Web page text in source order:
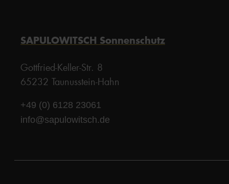
SAPULOWITSCH Sonnenschutz
Gottfried-Keller-Str. 8
65232 Taunusstein-Hahn
+49 (0) 6128 23061
info@sapulowitsch.de